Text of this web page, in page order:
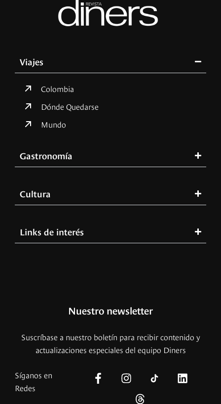
Viajes
Colombia
Dónde Quedarse
Mundo
Gastronomía
Cultura
Links de interés
Nuestro newsletter
Suscríbase a nuestro boletín para recibir contenido y
actualizaciones especiales del equipo Diners
Síganos en
Redes